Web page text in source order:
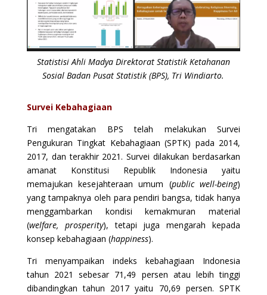
Statistisi Ahli Madya Direktorat Statistik Ketahanan
Sosial Badan Pusat Statistik (BPS), Tri Windiarto.
Survei Kebahagiaan
Tri mengatakan BPS telah melakukan Survei
Pengukuran Tingkat Kebahagiaan (SPTK) pada 2014,
2017, dan terakhir 2021. Survei dilakukan berdasarkan
amanat Konstitusi Republik Indonesia yaitu
memajukan kesejahteraan umum (public well-being)
yang tampaknya oleh para pendiri bangsa, tidak hanya
menggambarkan kondisi kemakmuran material
(welfare, prosperity), tetapi juga mengarah kepada
konsep kebahagiaan (happiness).
Tri menyampaikan indeks kebahagiaan Indonesia
tahun 2021 sebesar 71,49 persen atau lebih tinggi
dibandingkan tahun 2017 yaitu 70,69 persen. SPTK